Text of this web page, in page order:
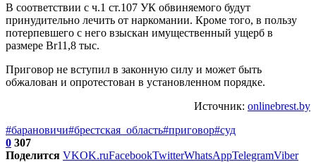
В соответствии с ч.1 ст.107 УК обвиняемого будут
принудительно лечить от наркомании. Кроме того, в пользу
потерпевшего с него взыскан имущественный ущерб в
размере Br11,8 тыс.
Приговор не вступил в законную силу и может быть
обжалован и опротестован в установленном порядке.
Источник: onlinebrest.by
#барановичи#брестская_область#приговор#суд
0 307
Поделится VKOK.ruFacebookTwitterWhatsAppTelegramViber